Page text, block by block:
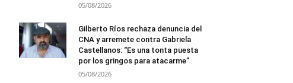
05/08/2026
Gilberto Ríos rechaza denuncia del
CNA y arremete contra Gabriela
Castellanos: “Es una tonta puesta
por los gringos para atacarme”
05/08/2026